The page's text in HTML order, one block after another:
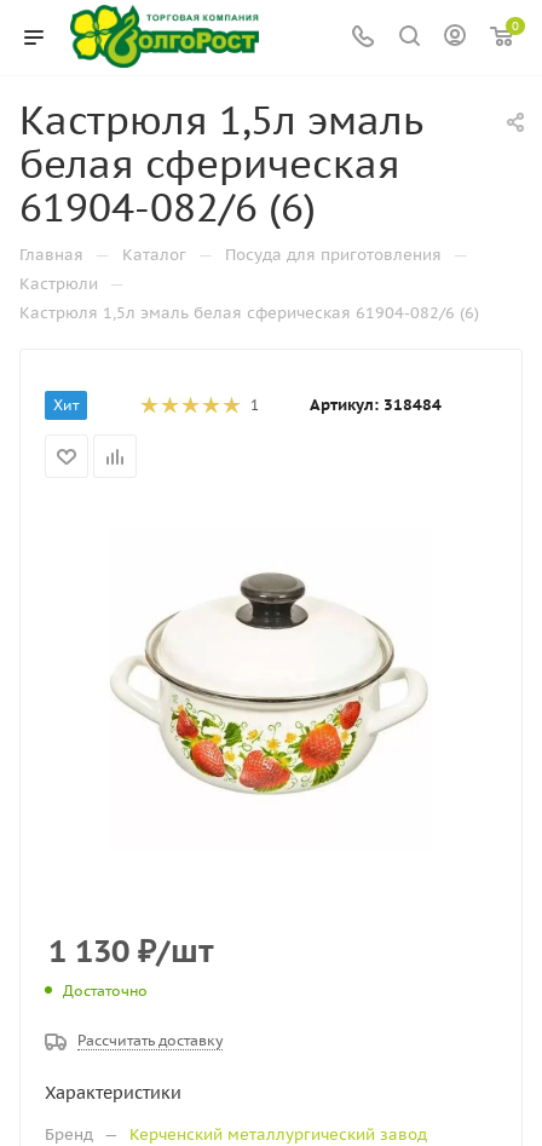
0
Кастрюля 1,5л эмаль
белая сферическая
61904-082/6 (6)
Главная — Каталог — Посуда для приготовления —
Кастрюли —
Кастрюля 1,5л эмаль белая сферическая 61904-082/6 (6)
Хит 1 Артикул: 318484
1 130 ₽/шт
Достаточно
Рассчитать доставку
Характеристики
Бренд —
Керченский металлургический завод